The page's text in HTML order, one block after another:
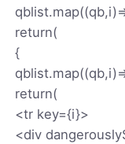
return(
{
return(
<tr key={i}>
<div